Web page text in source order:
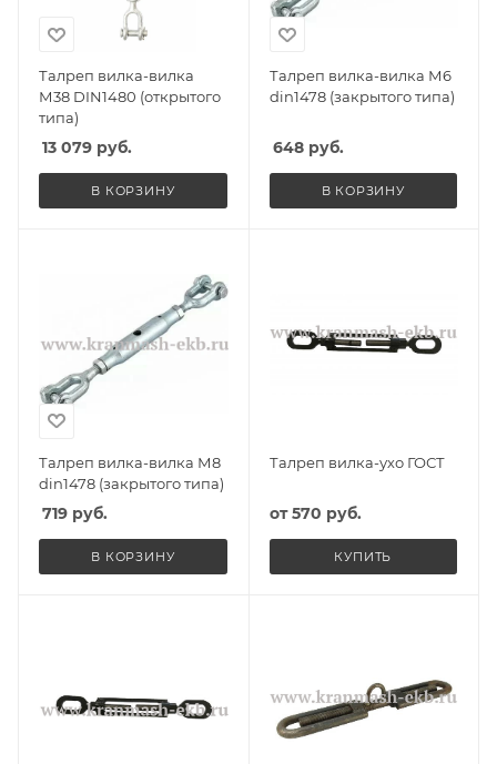
Талреп вилка-вилка
М38 DIN1480 (открытого
типа)
13 079 руб.
В КОРЗИНУ
Талреп вилка-вилка М6
din1478 (закрытого типа)
648руб.
В КОРЗИНУ
Талреп вилка-вилка М8
din1478 (закрытого типа)
719 руб.
В КОРЗИНУ
Талреп вилка-ухо ГОСТ
от570 руб.
КУПИТЬ